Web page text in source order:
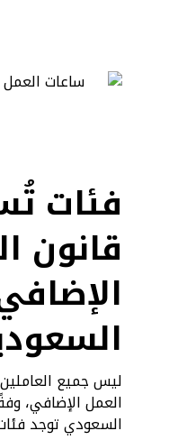
فئات
قانون
ليس جميع
العمل الإضافي،
السعودي توجد